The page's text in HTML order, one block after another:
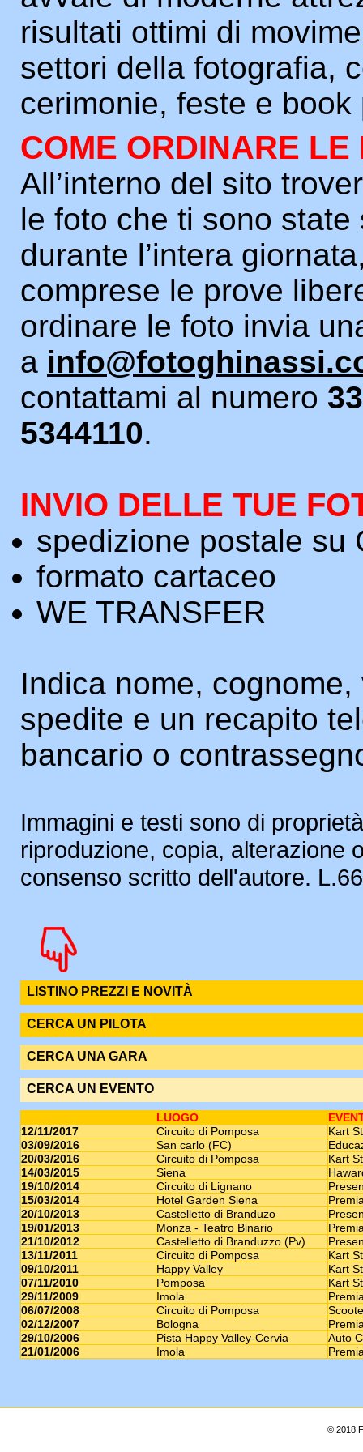
risultati ottimi di
settori della fotografia,
cerimonie, feste e book
COME ORDINARE LE
All’interno del sito
le foto che ti sono state
durante l’intera
comprese le prove
ordinare le foto invia
a
contattami al numero
5344110.
INVIO DELLE TUE
spedizione postale su
formato cartaceo
WE TRANSFER
Indica nome,
spedite e un recapito
bancario o
Immagini e testi sono di
riproduzione, copia, alterazione
consenso scritto dell'autore.
LISTINO PREZZI E NOVITÀ
CERCA UN PILOTA
CERCA UNA GARA
CERCA UN EVENTO
LUOGO
12/11/2017
Circuito di Pomposa
Kart
03/09/2016
San carlo (FC)
20/03/2016
Circuito di Pomposa
Kart
14/03/2015
Siena
19/10/2014
Circuito di Lignano
15/03/2014
Hotel Garden Siena
20/10/2013
Castelletto di Branduzo
19/01/2013
Monza - Teatro Binario
21/10/2012
Castelletto di Branduzzo (Pv)
13/11/2011
Circuito di Pomposa
Kart
09/10/2011
Happy Valley
Kart
07/11/2010
Pomposa
Kart
29/11/2009
Imola
06/07/2008
Circuito di Pomposa
02/12/2007
Bologna
29/10/2006
Pista Happy Valley-Cervia
Auto
21/01/2006
Imola
© 2018